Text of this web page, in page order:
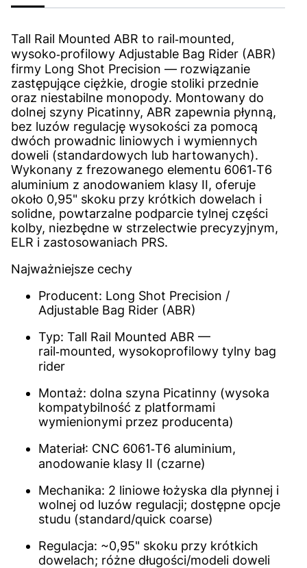
Tall Rail Mounted ABR to rail‑mounted,
wysoko‑profilowy Adjustable Bag Rider (ABR)
firmy Long Shot Precision — rozwiązanie
zastępujące ciężkie, drogie stoliki przednie
oraz niestabilne monopody. Montowany do
dolnej szyny Picatinny, ABR zapewnia płynną,
bez luzów regulację wysokości za pomocą
dwóch prowadnic liniowych i wymiennych
doweli (standardowych lub hartowanych).
Wykonany z frezowanego elementu 6061‑T6
aluminium z anodowaniem klasy II, oferuje
około 0,95" skoku przy krótkich dowelach i
solidne, powtarzalne podparcie tylnej części
kolby, niezbędne w strzelectwie precyzyjnym,
ELR i zastosowaniach PRS.
Najważniejsze cechy
Producent: Long Shot Precision /
Adjustable Bag Rider (ABR)
Typ: Tall Rail Mounted ABR —
rail‑mounted, wysokoprofilowy tylny bag
rider
Montaż: dolna szyna Picatinny (wysoka
kompatybilność z platformami
wymienionymi przez producenta)
Materiał: CNC 6061‑T6 aluminium,
anodowanie klasy II (czarne)
Mechanika: 2 liniowe łożyska dla płynnej i
wolnej od luzów regulacji; dostępne opcje
studu (standard/quick coarse)
Regulacja: ~0,95" skoku przy krótkich
dowelach; różne długości/modeli doweli